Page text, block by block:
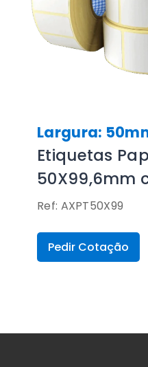
Largura:
Etiquetas
50X99,6mm
Ref: AXPT50X99
Pedir Cotação